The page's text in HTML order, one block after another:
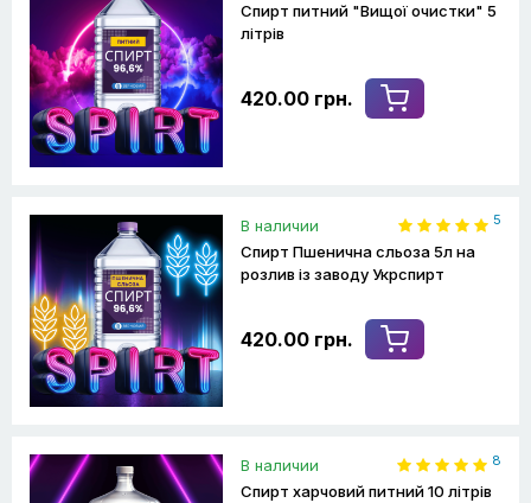
Спирт питний "Вищої очистки" 5
літрів
420.00 грн.
В наличии 5
Спирт Пшенична сльоза 5л на
розлив із заводу Укрспирт
420.00 грн.
В наличии 8
Спирт харчовий питний 10 літрів